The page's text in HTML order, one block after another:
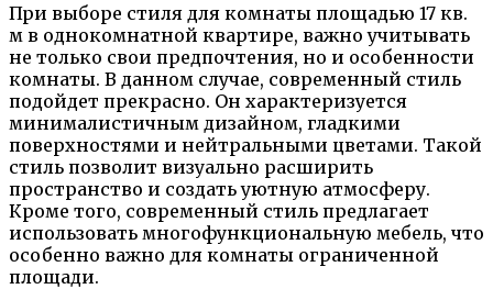
При выборе стиля для комнаты площадью 17 кв.
м в однокомнатной квартире, важно учитывать
не только свои предпочтения, но и особенности
комнаты. В данном случае, современный стиль
подойдет прекрасно. Он характеризуется
минималистичным дизайном, гладкими
поверхностями и нейтральными цветами. Такой
стиль позволит визуально расширить
пространство и создать уютную атмосферу.
Кроме того, современный стиль предлагает
использовать многофункциональную мебель, что
особенно важно для комнаты ограниченной
площади.